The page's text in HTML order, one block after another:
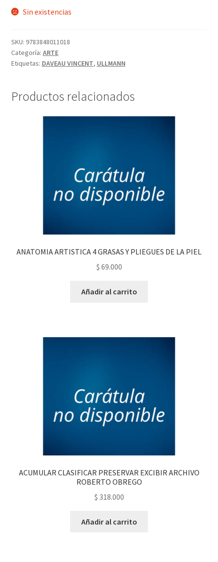
Sin existencias
SKU: 9783848011018
Categoría: ARTE
Etiquetas: DAVEAU VINCENT, ULLMANN
Productos relacionados
ANATOMIA ARTISTICA 4 GRASAS Y PLIEGUES DE LA PIEL
$ 69.000
Añadir al carrito
ACUMULAR CLASIFICAR PRESERVAR EXCIBIR ARCHIVO
ROBERTO OBREGO
$ 318.000
Añadir al carrito